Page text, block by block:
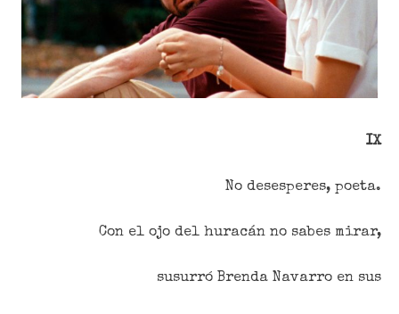
IX
No desesperes, poeta.
Con el ojo del huracán no sabes mirar,
susurró Brenda Navarro en sus